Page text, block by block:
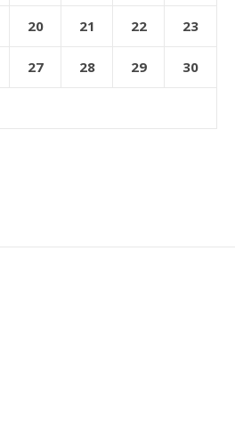
20 21 22 23
27 28 29 30